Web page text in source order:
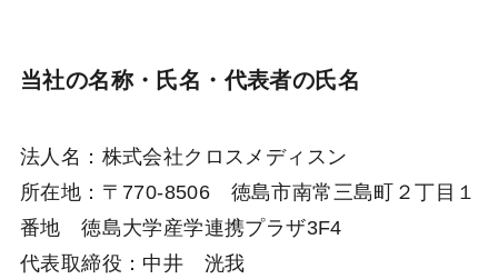
当社の名称・氏名・代表者の氏名
法人名：株式会社クロスメディスン
所在地：〒770-8506 徳島市南常三島町２丁目１
番地 徳島大学産学連携プラザ3F4
代表取締役：中井 洸我